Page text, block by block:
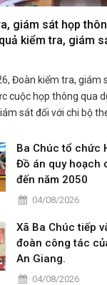
giám sát họp
kiểm tra, giám
Đoàn kiểm tra, giám
cuộc họp thông qua
sát đối với chi bộ
nghị.
Ba Chúc tổ chức
Đồ án quy hoạch
đến năm 2050
04/08/2026
Xã Ba Chúc tiếp
đoàn công tác
An Giang.
04/08/2026